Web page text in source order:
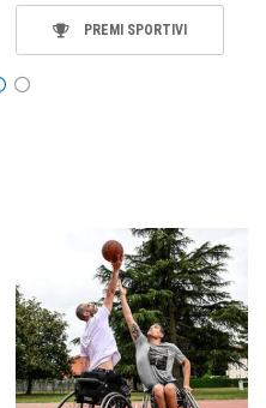
PREMI SPORTIVI